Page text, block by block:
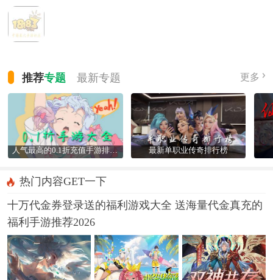
推荐专题 最新专题 更多
人气最高的0.1折充值手游排行榜 最新单职业传奇排行榜
热门内容GET一下
十万代金券登录送的福利游戏大全 送海量代金真充的
福利手游推荐2026